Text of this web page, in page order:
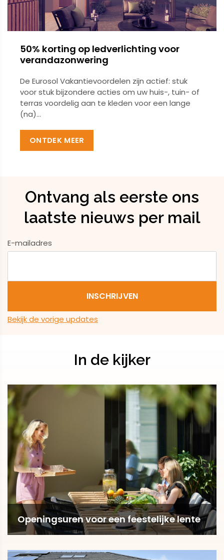
50% korting op ledverlichting voor
verandazonwering
De Eurosol Vakantievoordelen zijn actief: stuk
voor stuk bijzondere acties om uw huis-, tuin- of
terras voordelig aan te kleden voor een lange
(na)...
ONTDEK MEER
Ontvang als eerste ons
laatste nieuws per mail
E-mailadres
Bekijk de vorige updates
In de kijker
Openingsuren voor een feestelijke lente